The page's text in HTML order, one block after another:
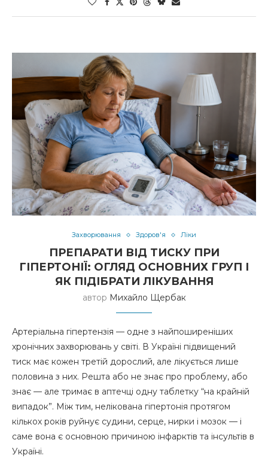
Захворювання Здоров'я Ліки
ПРЕПАРАТИ ВІД ТИСКУ ПРИ
ГІПЕРТОНІЇ: ОГЛЯД ОСНОВНИХ ГРУП І
ЯК ПІДІБРАТИ ЛІКУВАННЯ
автор Михайло Щербак
Артеріальна гіпертензія — одне з найпоширеніших
хронічних захворювань у світі. В Україні підвищений
тиск має кожен третій дорослий, але лікується лише
половина з них. Решта або не знає про проблему, або
знає — але тримає в аптечці одну таблетку “на крайній
випадок”. Між тим, нелікована гіпертонія протягом
кількох років руйнує судини, серце, нирки і мозок — і
саме вона є основною причиною інфарктів та інсультів в
Україні.